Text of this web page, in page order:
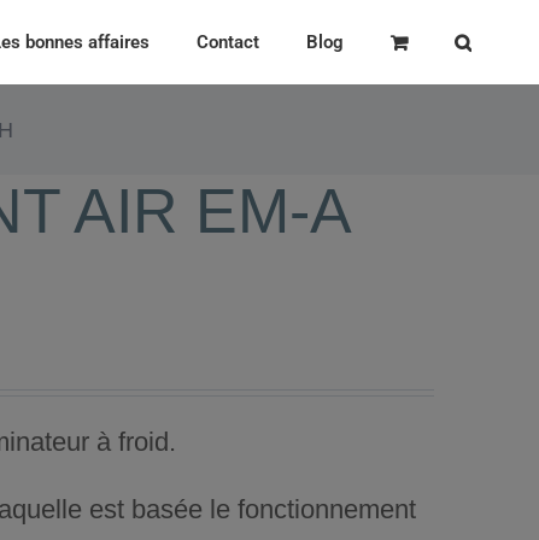
bonnes affaires Contact Blog
AIR EM-A
à froid.
est basée le fonctionnement